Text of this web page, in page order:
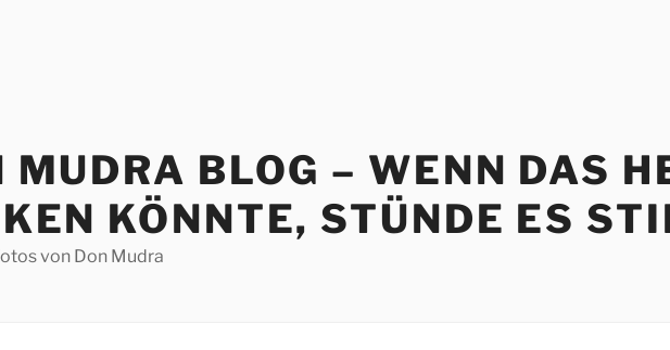
MUDRA BLOG – WENN DAS
KÖNNTE, STÜNDE ES
von Don Mudra